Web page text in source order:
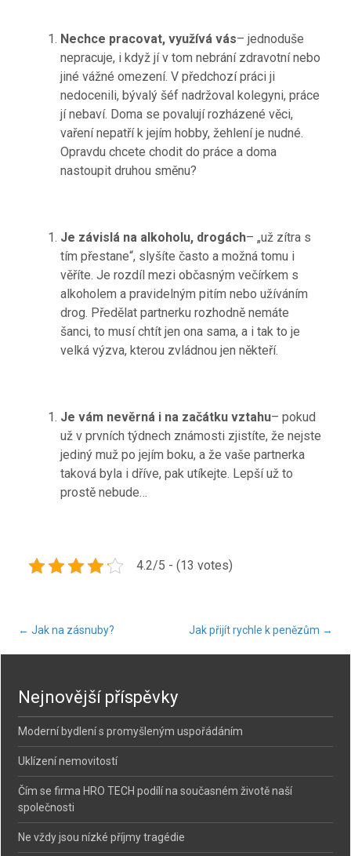
Nechce pracovat, využívá vás– jednoduše
nepracuje, i když jí v tom nebrání zdravotní nebo
jiné vážné omezení. V předchozí práci ji
nedocenili, bývalý šéf nadržoval kolegyni, práce
jí nebaví. Doma se povalují rozházené věci,
vaření nepatří k jejím hobby, žehlení je nudné.
Opravdu chcete chodit do práce a doma
nastoupit druhou směnu?
Je závislá na alkoholu, drogách– „už zítra s
tím přestane“, slyšíte často a možná tomu i
věříte. Je rozdíl mezi občasným večírkem s
alkoholem a pravidelným pitím nebo užíváním
drog. Předělat partnerku rozhodně nemáte
šanci, to musí chtít jen ona sama, a i tak to je
velká výzva, kterou zvládnou jen někteří.
Je vám nevěrná i na začátku vztahu– pokud
už v prvních týdnech známosti zjistíte, že nejste
jediný muž po jejím boku, a že vaše partnerka
taková byla i dříve, pak utíkejte. Lepší už to
prostě nebude…
4.2/5 - (13 votes)
Post
navigation
← Jak na zásnuby? Jak přijít rychle k penězům →
Nejnovější příspěvky
Moderní bydlení s promyšleným uspořádáním
Uklízení nemovitostí
Čím se firma HRO TECH podílí na současném životě naší
společnosti
Ne vždy jsou nízké příjmy tragédie